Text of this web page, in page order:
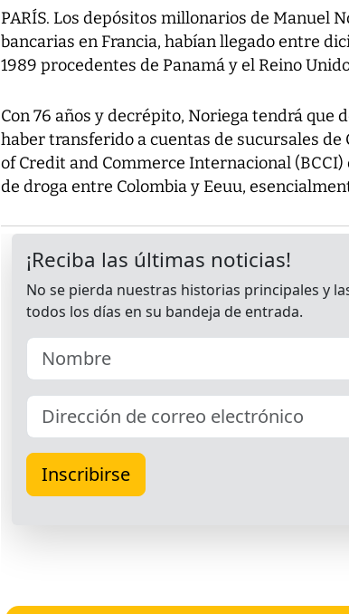
PARÍS. Los depósitos millonarios de Manuel
bancarias en Francia, habían llegado entre
1989 procedentes de Panamá y el Reino
Con 76 años y decrépito, Noriega tendrá que
haber transferido a cuentas de sucursales de
of Credit and Commerce Internacional
de droga entre Colombia y Eeuu,